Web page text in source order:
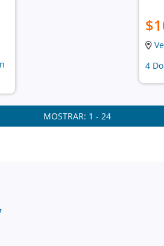
4
MOSTRAR: 1 - 24